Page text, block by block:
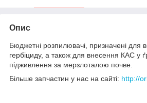
Опис
Бюджетні розпилювачі, призначені для
гербіциду, а також для внесення КАС у
підживлення за мерзлоталою почве.
Більше запчастин у нас на сайті: http://